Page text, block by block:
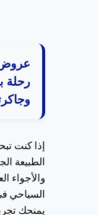
رحلة
إذا كنت
الطبيعة
والأجواء
يمنحك